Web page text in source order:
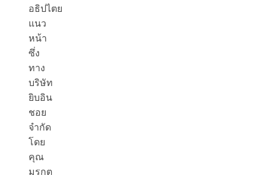
อธิปไตย
แนว
หน้า
ซึ่ง
ทาง
บริษัท
ยิบอิน
ชอย
จำกัด
โดย
คุณ
มรกต